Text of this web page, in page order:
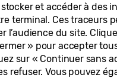
MWC 2025 :
son
mobile
et accéder à des
terminal. Ces traceurs
l’audience du site.
» pour accepter
sur « Continuer sans
refuser. Vous pouvez